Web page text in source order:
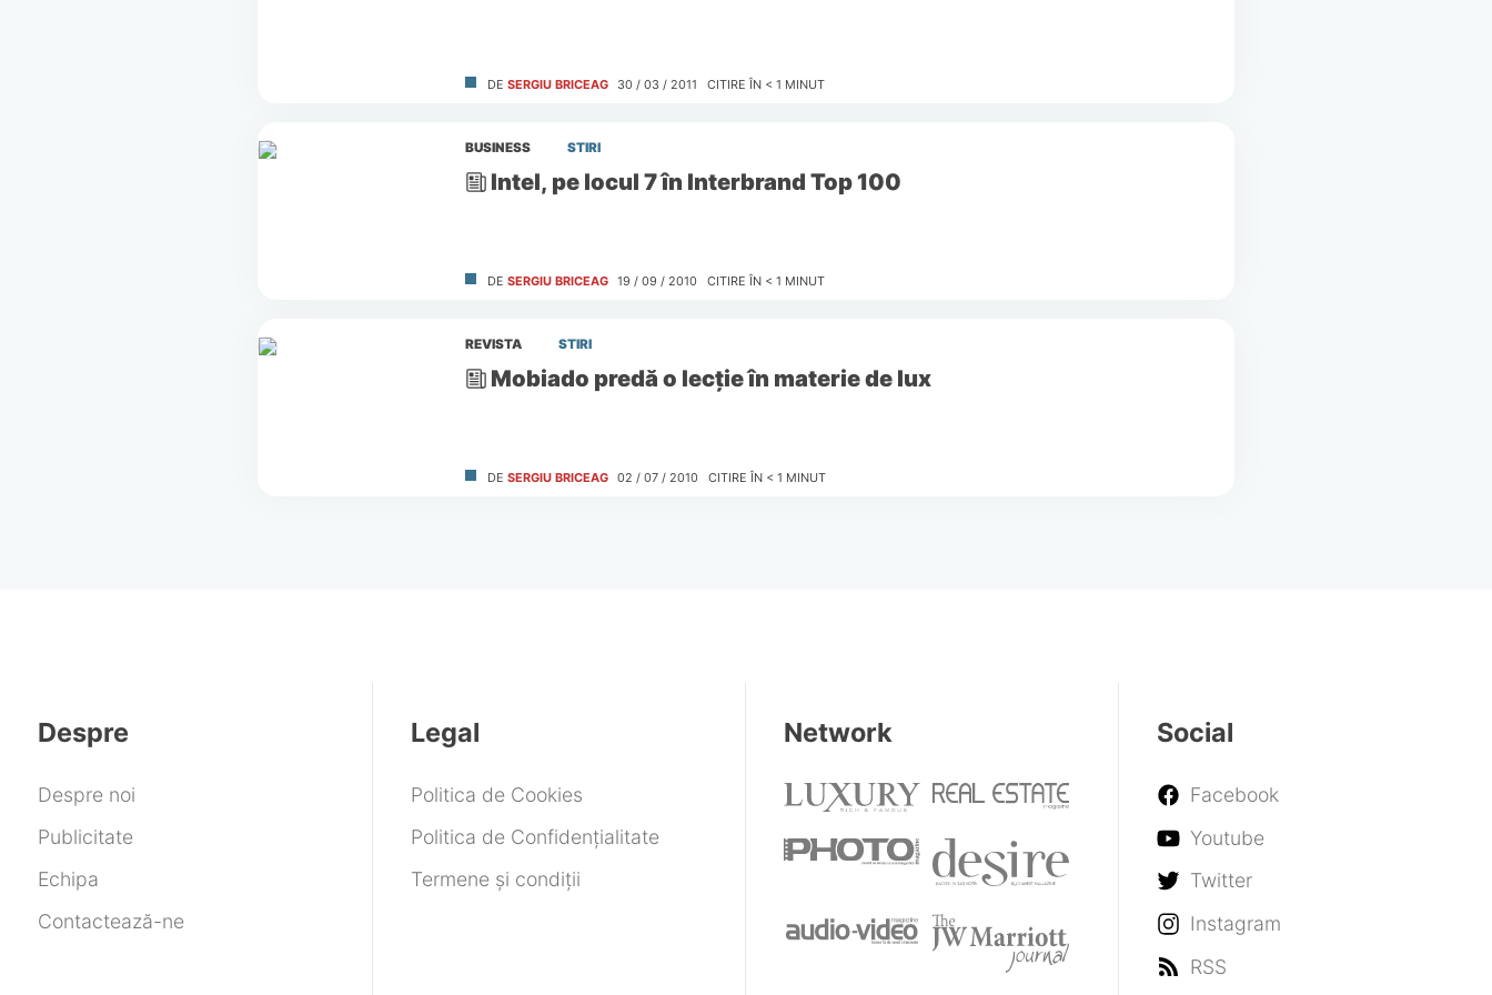
DE SERGIU BRICEAG 30 / 03 / 2011 CITIRE ÎN < 1 MINUT
BUSINESS STIRI
Intel, pe locul 7 în Interbrand Top 100
DE SERGIU BRICEAG 19 / 09 / 2010 CITIRE ÎN < 1 MINUT
REVISTA STIRI
Mobiado predă o lecţie în materie de lux
DE SERGIU BRICEAG 02 / 07 / 2010 CITIRE ÎN < 1 MINUT
Despre
Despre noi
Publicitate
Echipa
Contactează-ne
Legal
Politica de Cookies
Politica de Confidențialitate
Termene și condiții
Network Social
Facebook
Youtube
Twitter
Instagram
RSS